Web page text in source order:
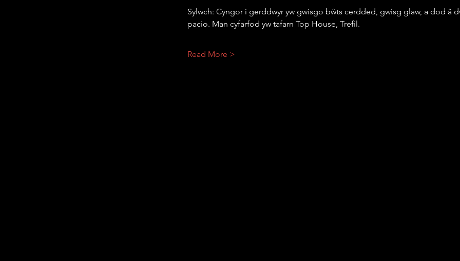
Sylwch: Cyngor i gerddwyr yw gwisgo bŵts cerdded, gwisg glaw, a dod â
pacio. Man cyfarfod yw tafarn Top House, Trefil.
Read More >